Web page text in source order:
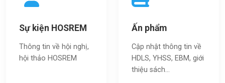
Sự kiện HOSREM
Thông tin về hội nghị,
hội thảo HOSREM
Ấn phẩm
Cập nhật thông tin về
HDLS, YHSS, EBM, giới
thiệu sách…